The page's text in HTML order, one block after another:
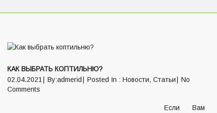
КАК ВЫБРАТЬ КОПТИЛЬНЮ?
02.04.2021
By:admerid Posted In : Новости, Статьи
No
Comments
Если Вам